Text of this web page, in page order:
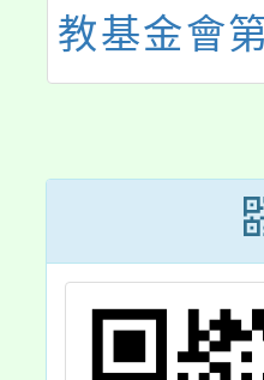
教基金會
JHMC國